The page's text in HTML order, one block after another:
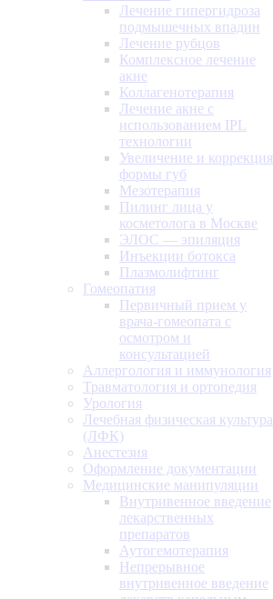
Лечение гипергидроза
подмышечных впадин
Лечение рубцов
Комплексное лечение
акне
Коллагенотерапия
Лечение акне с
использованием IPL
технологии
Увеличение и коррекция
формы губ
Мезотерапия
Пилинг лица у
косметолога в Москве
ЭЛОС — эпиляция
Инъекции ботокса
Плазмолифтинг
Гомеопатия
Первичный прием у
врача-гомеопата с
осмотром и
консультацией
Аллергология и иммунология
Травматология и ортопедия
Урология
Лечебная физическая культура
(ЛФК)
Анестезия
Оформление документации
Медицинские манипуляции
Внутривенное введение
лекарственных
препаратов
Аутогемотерапия
Непрерывное
внутривенное введение